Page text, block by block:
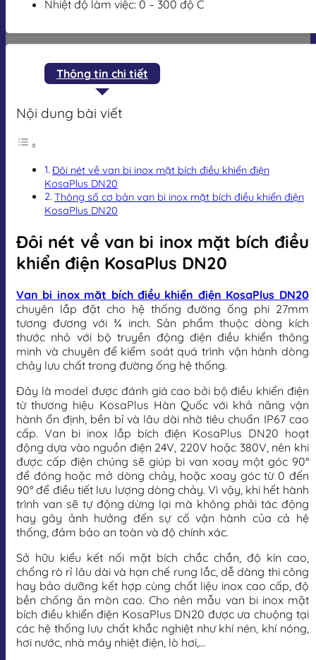
Nhiệt độ làm việc: 0 – 300 độ C
Thông tin chi tiết
Nội dung bài viết
Đôi nét về van bi inox mặt bích điều khiển điện
KosaPlus DN20
Thông số cơ bản van bi inox mặt bích điều khiển điện
KosaPlus DN20
Đôi nét về van bi inox mặt bích điều
khiển điện KosaPlus DN20
Van bi inox mặt bích điều khiển điện KosaPlus DN20
chuyên lắp đặt cho hệ thống đường ống phi 27mm
tương đương với ¾ inch. Sản phẩm thuộc dòng kích
thước nhỏ với bộ truyền động điện điều khiển thông
minh và chuyên để kiểm soát quá trình vận hành dòng
chảy lưu chất trong đường ống hệ thống.
Đây là model được đánh giá cao bởi bộ điều khiển điện
từ thương hiệu KosaPlus Hàn Quốc với khả năng vận
hành ổn định, bền bỉ và lâu dài nhờ tiêu chuẩn IP67 cao
cấp. Van bi inox lắp bích điện KosaPlus DN20 hoạt
động dựa vào nguồn điện 24V, 220V hoặc 380V, nên khi
được cấp điện chúng sẽ giúp bi van xoay một góc 90°
để đóng hoặc mở dòng chảy, hoặc xoay góc từ 0 đến
90° để điều tiết lưu lượng dòng chảy. Vì vậy, khi hết hành
trình van sẽ tự động dừng lại mà không phải tác động
hay gây ảnh hưởng đến sự cố vận hành của cả hệ
thống, đảm bảo an toàn và độ chính xác.
Sở hữu kiểu kết nối mặt bích chắc chắn, độ kín cao,
chống rò rỉ lâu dài và hạn chế rung lắc, dễ dàng thi công
hay bảo dưỡng kết hợp cùng chất liệu inox cao cấp, độ
bền chống ăn mòn cao. Cho nên mẫu van bi inox mặt
bích điều khiển điện KosaPlus DN20 được ưa chuộng tại
các hệ thống lưu chất khắc nghiệt như khí nén, khí nóng,
hơi nước, nhà máy nhiệt điện, lò hơi,…